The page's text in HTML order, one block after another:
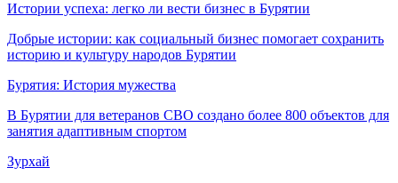
Истории успеха: легко ли вести бизнес в Бурятии
Добрые истории: как социальный бизнес помогает сохранить
историю и культуру народов Бурятии
Бурятия: История мужества
В Бурятии для ветеранов СВО создано более 800 объектов для
занятия адаптивным спортом
Зурхай